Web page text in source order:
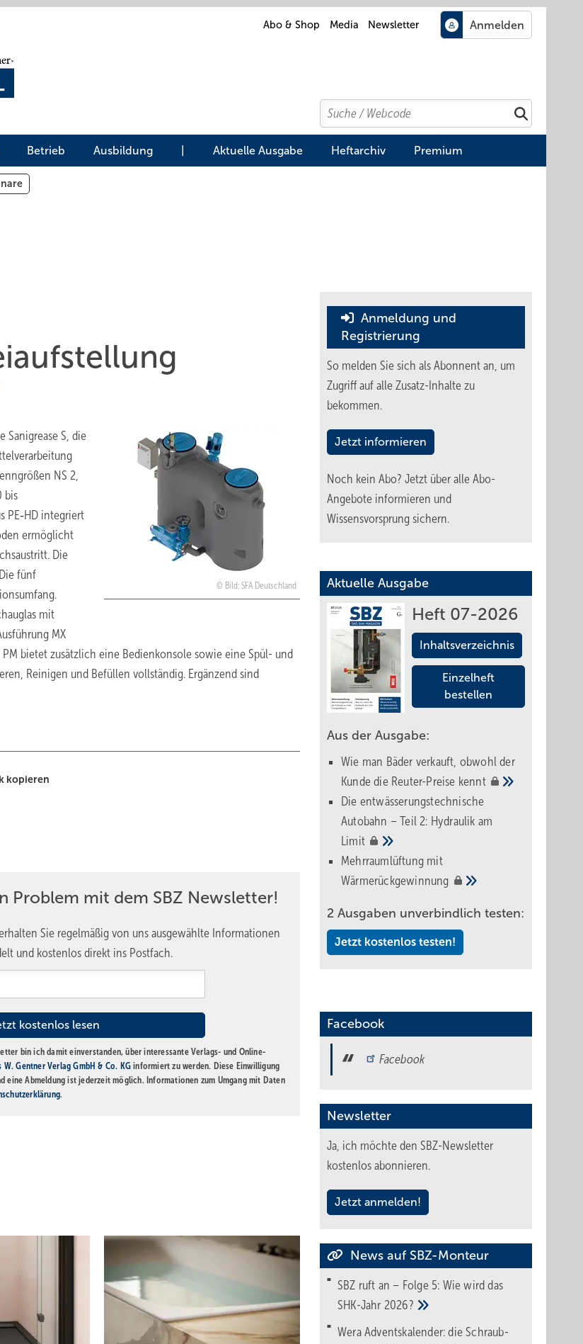
Abo & Shop Media Newsletter
Search
Suchen
Betrieb Ausbildung Aktuelle Ausgabe Heftarchiv Premium
Bild: SFA Deutschland
Sanigrease S, die
NS 2,
bis
PE‑HD integriert
ermöglicht
Die
fünf
mit
MX
bietet zusätzlich eine Bedienkonsole sowie eine Spül- und
Reinigen und Befüllen vollständig. Ergänzend sind
kopieren
Problem mit dem SBZ Newsletter!
Sie regelmäßig von uns ausgewählte Informationen
und kostenlos direkt ins Postfach.
bin ich damit einverstanden, über interessante Verlags- und Online-
Gentner Verlag GmbH & Co. KG informiert zu werden. Diese Einwilligung
eine Abmeldung ist jederzeit möglich. Informationen zum Umgang mit Daten
.
Anmeldung und
Registrierung
So melden Sie sich als Abonnent an, um
Zugriff auf alle Zusatz-Inhalte zu
bekommen.
Jetzt informieren
Noch kein Abo? Jetzt über alle Abo-
Angebote informieren und
Wissensvorsprung sichern.
Aktuelle Ausgabe
Heft 07-2026
Inhaltsverzeichnis
Einzelheft
bestellen
Aus der Ausgabe:
Wie man Bäder verkauft, obwohl der
Kunde die Reuter-Preise kennt
Die entwässerungstechnische
Autobahn – Teil 2: Hydraulik am
Limit
Mehrraumlüftung mit
Wärmerückgewinnung
2 Ausgaben unverbindlich testen:
Jetzt kostenlos testen!
Facebook
Facebook
Newsletter
Ja, ich möchte den SBZ-Newsletter
kostenlos abonnieren.
Jetzt anmelden!
News auf SBZ-Monteur
SBZ ruft an – Folge 5: Wie wird das
SHK-Jahr 2026?
Wera Adventskalender: die Schraub­